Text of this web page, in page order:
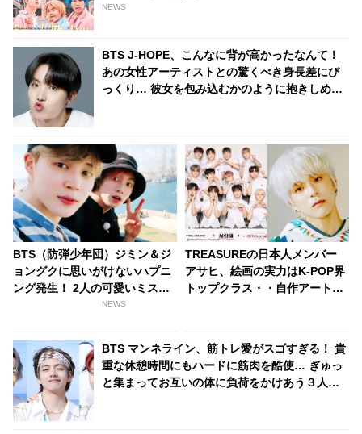
の仕上がりに[動画あり]
NEWS
BTS J-HOPE、こんなに背が高かったなんて！
あの女性アーティストとの驚くべき身長差にび
っくり… 彼女を包み込むかのように抱きしめる
BTS（防弾少年団）ジミン＆ジ
ョングクに思いがけないハプニ
ング発生！ 2人の可愛いミスに
NEWS
TREASUREの日本人メンバー
アサヒ、絵画の実力はK-POP界
トップクラス・・自作アートが
は本日（11月20日）初公開
BTS マンネライン、筋トレ愛がスゴすぎる！ 貴
重な休憩時間にもハードに筋肉を酷使… ぎゅっ
と集まってお互いの体に負荷をかけあう３人の